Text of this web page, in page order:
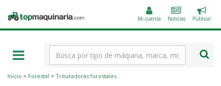
Topmaquinaria.com Mi cuenta Noticias
un
Publicar
Inicio > Forestal > Trituradoras forestales